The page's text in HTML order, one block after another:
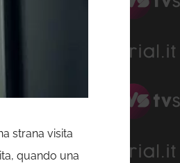
strana visita
quando una